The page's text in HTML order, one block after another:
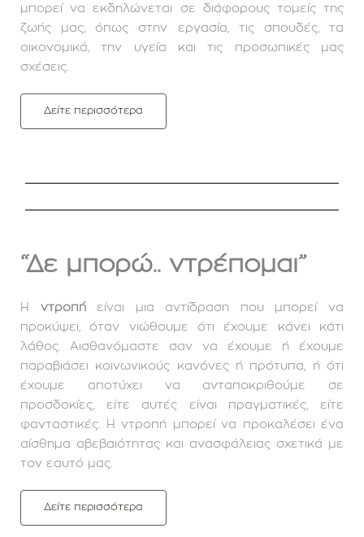
μπορεί να εκδηλώνεται σε διάφορους τομείς της
ζωής μας, όπως στην εργασία, τις σπουδές, τα
οικονομικά, την υγεία και τις προσωπικές μας
σχέσεις.
Δείτε περισσότερα
“Δε μπορώ.. ντρέπομαι”
Η ντροπήείναι μια αντίδραση που μπορεί να
προκύψει, όταν νιώθουμε ότι έχουμε κάνει κάτι
λάθος. Αισθανόμαστε σαν να έχουμε ή έχουμε
παραβιάσει κοινωνικούς κανόνες ή πρότυπα, ή ότι
έχουμε αποτύχει να ανταποκριθούμε σε
προσδοκίες, είτε αυτές είναι πραγματικές, είτε
φανταστικές. Η ντροπή μπορεί να προκαλέσει ένα
αίσθημα αβεβαιότητας και ανασφάλειας σχετικά με
τον εαυτό μας.
Δείτε περισσότερα